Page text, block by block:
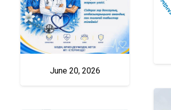
June 20, 2026